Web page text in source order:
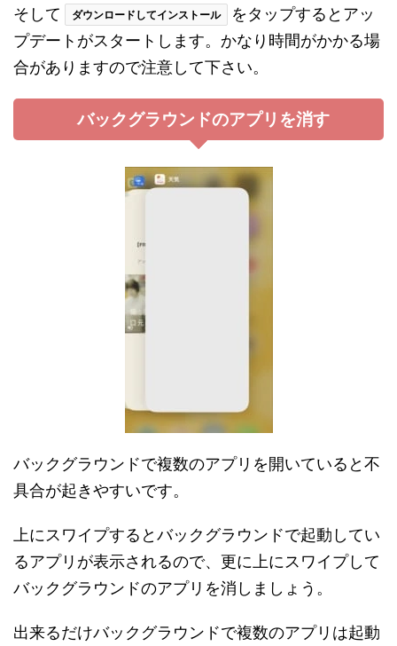
そして ダウンロードしてインストール
をタップするとアッ
プデートがスタートします。かなり時間がかかる場
合がありますので注意して下さい。
バックグラウンドのアプリを消す
バックグラウンドで複数のアプリを開いていると不
具合が起きやすいです。
上にスワイプするとバックグラウンドで起動してい
るアプリが表示されるので、更に上にスワイプして
バックグラウンドのアプリを消しましょう。
出来るだけバックグラウンドで複数のアプリは起動